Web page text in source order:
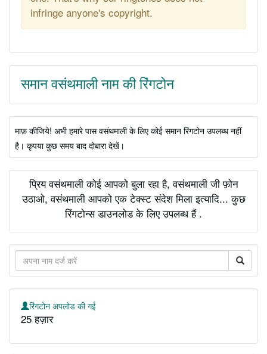
infringe anyone's copyright.
समान वसंथमाली नाम की रिंगटोन
माफ़ कीजिये! अभी हमारे पास वसंथमाली के लिए कोई समान रिंगटोन उपलब्ध नहीं
है। कृपया कुछ समय बाद दोबारा देखें।
प्रिय वसंथमाली कोई आपको बुला रहा है, वसंथमाली जी फ़ोन
उठाओ, वसंथमाली आपको एक टेक्स्ट संदेश मिला इत्यादि... कुछ
रिंगटोन्स डाउनलोड के लिए उपलब्ध हैं .
रिंगटोन अपलोड की गई
25 हज़ार